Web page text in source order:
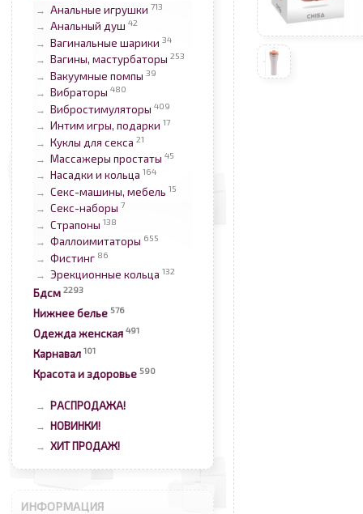
→ Анальные игрушки 713
→ Анальный душ 42
→ Вагинальные шарики 34
→ Вагины, мастурбаторы 253
→ Вакуумные помпы 39
→ Вибраторы 480
→ Вибростимуляторы 409
→ Интим игры, подарки 17
→ Куклы для секса 21
→ Массажеры простаты 45
→ Насадки и кольца 164
→ Секс-машины, мебель 15
→ Секс-наборы 7
→ Страпоны 138
→ Фаллоимитаторы 655
→ Фистинг 86
→ Эрекционные кольца 132
Бдсм 2293
Нижнее белье 576
Одежда женская 491
Карнавал 101
Красота и здоровье 590
→ РАСПРОДАЖА!
→ НОВИНКИ!
→ ХИТ ПРОДАЖ!
ИНФОРМАЦИЯ